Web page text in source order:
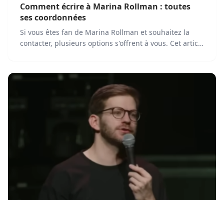
Comment écrire à Marina Rollman : toutes
ses coordonnées
Si vous êtes fan de Marina Rollman et souhaitez la
contacter, plusieurs options s'offrent à vous. Cet article